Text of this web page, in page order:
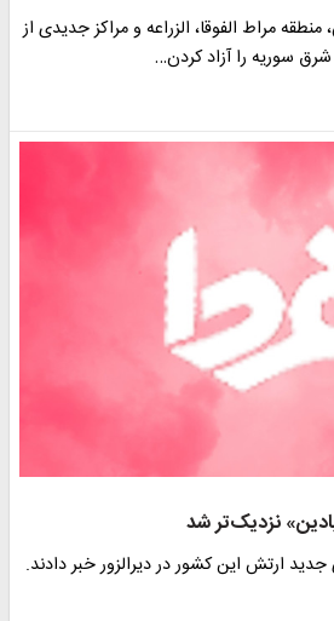
مراط الفوقا، الزراعه و مراکز جدیدی از
سوریه را آزاد کردن…
نزدیک‌تر شد
ارتش این کشور در دیرالزور خبر دادند.